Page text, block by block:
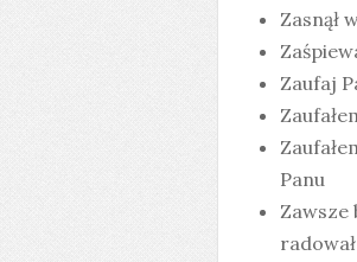
Zasnął
Zaufaj
Panu
Zawsze
radował